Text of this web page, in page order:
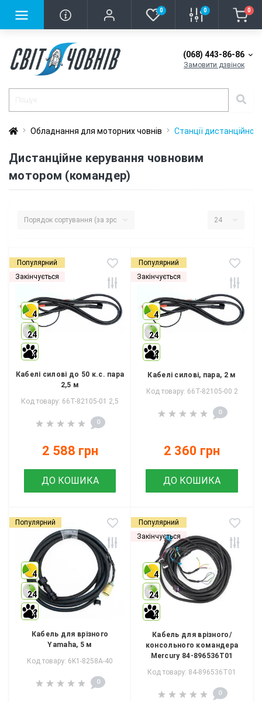
0 0 0
(068) 443-86-86
Замовити дзвінок
Обладнання для моторних човнів Станції
Дистанційне керування човновим
мотором (командер)
Популярний
Закінчується
4
24
4
Кабелі силові до 50 к.с. пара
2,5 м
Код товару: 66T-82105-01 2,5
0
2 588 грн
ДО КОШИКА
Популярний
Закінчується
4
24
4
Кабелі силові, пара, 2 м
Код товару: 66T-82105-00 2
0
2 360 грн
ДО КОШИКА
Популярний
4
24
4
Кабель для врізного
Yamaha, 5 м
Код товару: 6K1-8258A-40
0
Популярний
Закінчується
4
24
4
Кабель для врізного/
консольного командера
Mercury 84-896536T01
Код товару: 84-896536T01
0